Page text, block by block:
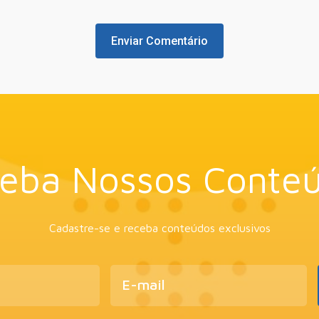
Nossos
Cadastre-se e receba conteúdos exclusivos